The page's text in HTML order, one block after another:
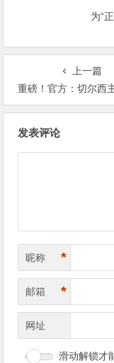
为“
上一篇
重磅！官方：切尔西主帅马雷斯
发表评论
昵称 *
邮箱 *
网址
滑动解锁才